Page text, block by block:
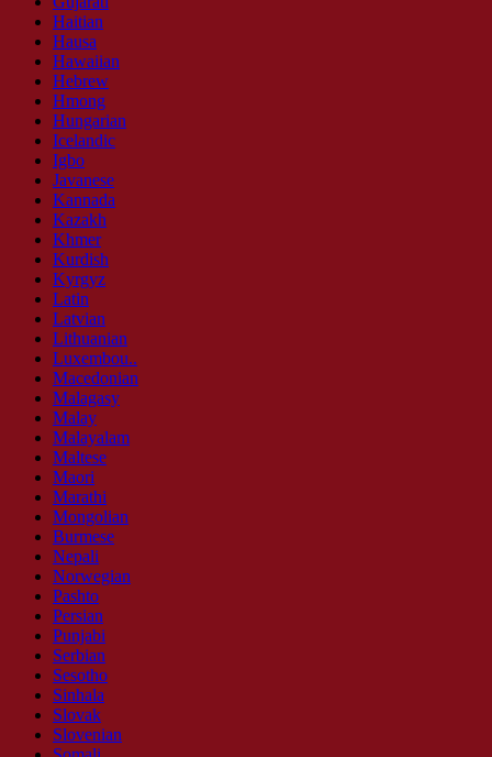
Haitian
Hausa
Hawaiian
Hebrew
Hmong
Hungarian
Icelandic
Igbo
Javanese
Kannada
Kazakh
Khmer
Kurdish
Kyrgyz
Latin
Latvian
Lithuanian
Luxembou..
Macedonian
Malagasy
Malay
Malayalam
Maltese
Maori
Marathi
Mongolian
Burmese
Nepali
Norwegian
Pashto
Persian
Punjabi
Serbian
Sesotho
Sinhala
Slovak
Slovenian